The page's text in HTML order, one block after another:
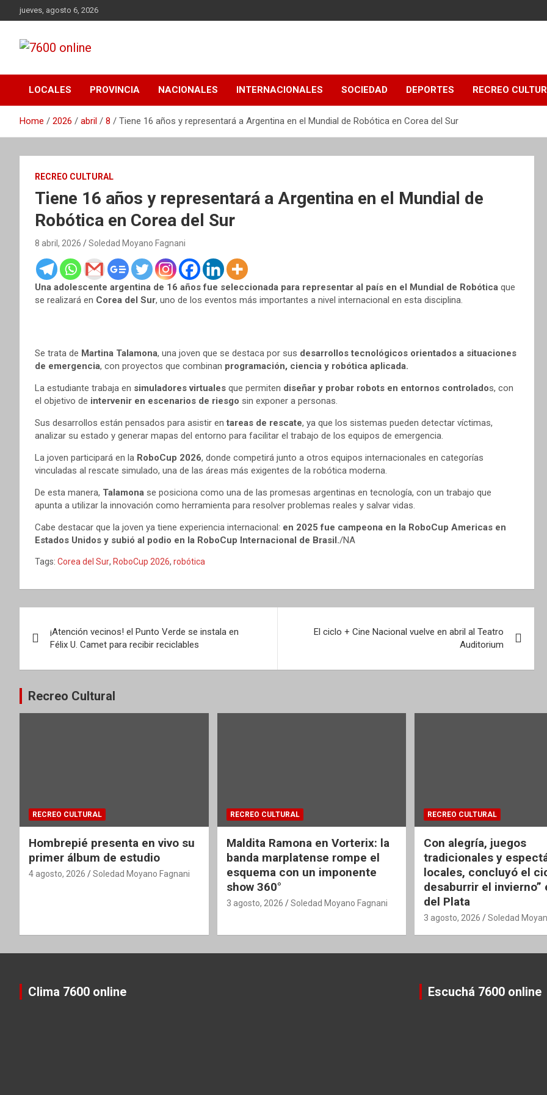
to
jueves, agosto 6, 2026
7600 online
local, nacional e internacional, deportiva y cultural.
LOCALES
PROVINCIA NACIONALES INTERNACIONALES SOCIEDAD DEPORTES RECREO
Home 2026 abril 8 Tiene 16 años y representará a Argentina en el Mundial de Robótica en Corea del Sur
RECREO CULTURAL
Tiene 16 años y representará a Argentina en el Mundial de
Robótica en Corea del Sur
8 abril, 2026 Soledad Moyano Fagnani
Una adolescente argentina de 16 años fue seleccionada para representar al país en el Mundial de Robótica que
se realizará en Corea del Sur, uno de los eventos más importantes a nivel internacional en esta disciplina.
Se trata de Martina Talamona, una joven que se destaca por sus desarrollos tecnológicos orientados a situaciones
de emergencia, con proyectos que combinan programación, ciencia y robótica aplicada.
La estudiante trabaja en simuladores virtuales que permiten diseñar y probar robots en entornos controlados, con
el objetivo de intervenir en escenarios de riesgo sin exponer a personas.
Sus desarrollos están pensados para asistir entareas de rescate, ya que los sistemas pueden detectar víctimas,
analizar su estado y generar mapas del entorno para facilitar el trabajo de los equipos de emergencia.
La joven participará en la RoboCup 2026, donde competirá junto a otros equipos internacionales en categorías
vinculadas al rescate simulado, una de las áreas más exigentes de la robótica moderna.
De esta manera, Talamona se posiciona como una de las promesas argentinas en tecnología, con un trabajo que
apunta a utilizar la innovación como herramienta para resolver problemas reales y salvar vidas.
Cabe destacar que la joven ya tiene experiencia internacional: en 2025 fue campeona en la RoboCup Americas en
Estados Unidos y subió al podio en la RoboCup Internacional de Brasil./NA
Tags: Corea del Sur, RoboCup 2026, robótica
de
entradas
¡Atención vecinos! el Punto Verde se instala en
Félix U. Camet para recibir reciclables
El ciclo + Cine Nacional vuelve en abril al Teatro
Auditorium
Recreo Cultural
RECREO CULTURAL
Hombrepié presenta en vivo su
primer álbum de estudio
4 agosto, 2026 Soledad Moyano Fagnani
RECREO CULTURAL
Maldita Ramona en Vorterix: la
banda marplatense rompe el
esquema con un imponente
show 360°
3 agosto, 2026 Soledad Moyano Fagnani
RECREO CULTURAL
Con alegría, juegos
tradicionales y
locales, concluyó el
desaburrir el invierno”
del Plata
3 agosto, 2026 Soledad
Clima 7600 online Escuchá 7600 online